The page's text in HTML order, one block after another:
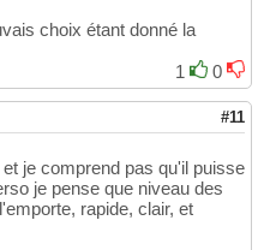
choix étant donné la
1
0
#11
je comprend pas qu'il puisse
je pense que niveau des
rapide, clair, et